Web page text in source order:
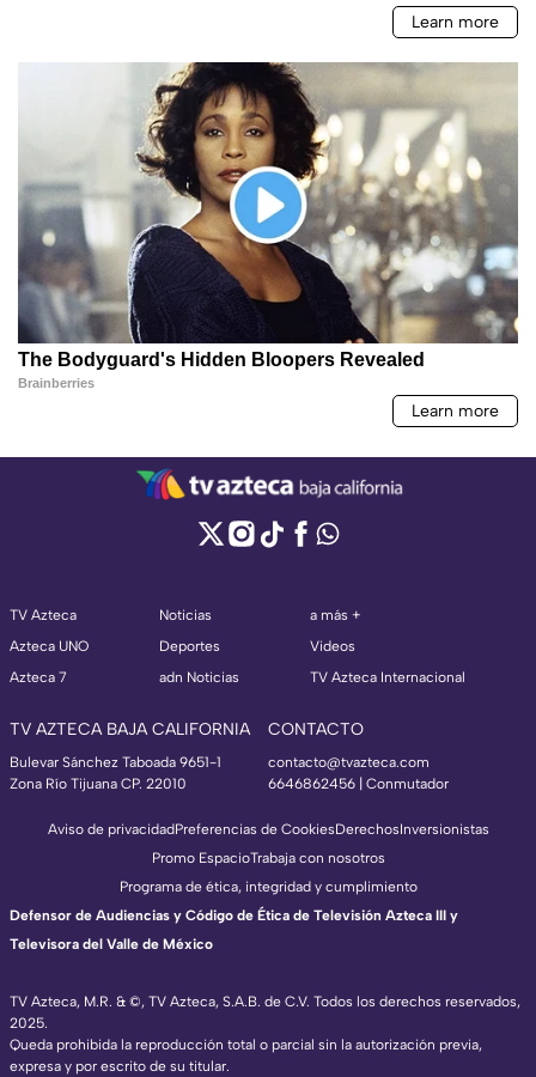
TV Azteca
Azteca UNO
Azteca 7
Noticias
Deportes
adn Noticias
a más +
Videos
TV Azteca Internacional
TV AZTECA BAJA CALIFORNIA
Bulevar Sánchez Taboada 9651-1
Zona Río Tijuana CP. 22010
CONTACTO
contacto@tvazteca.com
6646862456 | Conmutador
TV Azteca, M.R. & ©, TV Azteca, S.A.B. de C.V. Todos los derechos reservados,
2025.
Queda prohibida la reproducción total o parcial sin la autorización previa,
expresa y por escrito de su titular.
Aviso de privacidadPreferencias de CookiesDerechosInversionistas
Promo EspacioTrabaja con nosotros
Programa de ética, integridad y cumplimiento
Defensor de Audiencias y Código de Ética de Televisión Azteca III y
Televisora del Valle de México